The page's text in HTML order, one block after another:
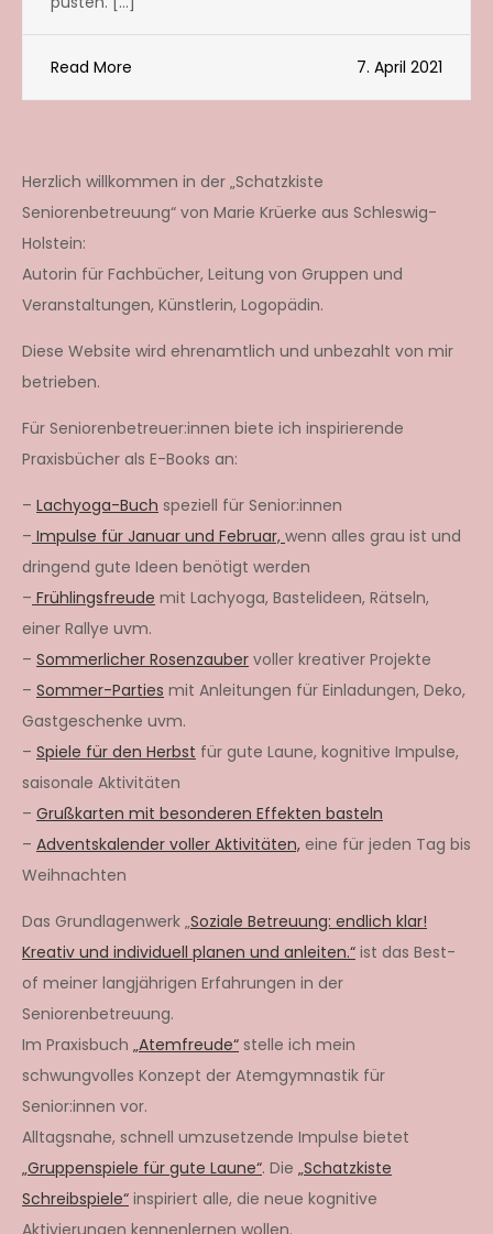
Read More 7. April 2021
Herzlich willkommen in der „Schatzkiste
Seniorenbetreuung“ von Marie Krüerke aus Schleswig-
Holstein:
Autorin für Fachbücher, Leitung von Gruppen und
Veranstaltungen, Künstlerin, Logopädin.
Diese Website wird ehrenamtlich und unbezahlt von mir
betrieben.
Für Seniorenbetreuer:innen biete ich inspirierende
Praxisbücher als E-Books an:
– Lachyoga-Buch speziell für Senior:innen
– Impulse für Januar und Februar, wenn alles grau ist und
dringend gute Ideen benötigt werden
– Frühlingsfreude mit Lachyoga, Bastelideen, Rätseln,
einer Rallye uvm.
– Sommerlicher Rosenzauber voller kreativer Projekte
– Sommer-Parties mit Anleitungen für Einladungen, Deko,
Gastgeschenke uvm.
– Spiele für den Herbst für gute Laune, kognitive Impulse,
saisonale Aktivitäten
– Grußkarten mit besonderen Effekten basteln
– Adventskalender voller Aktivitäten, eine für jeden Tag bis
Weihnachten
Das Grundlagenwerk „Soziale Betreuung: endlich klar!
Kreativ und individuell planen und anleiten.“ ist das Best-
of meiner langjährigen Erfahrungen in der
Seniorenbetreuung.
Im Praxisbuch „Atemfreude“ stelle ich mein
schwungvolles Konzept der Atemgymnastik für
Senior:innen vor.
Alltagsnahe, schnell umzusetzende Impulse bietet
„Gruppenspiele für gute Laune“. Die „Schatzkiste
Schreibspiele“ inspiriert alle, die neue kognitive